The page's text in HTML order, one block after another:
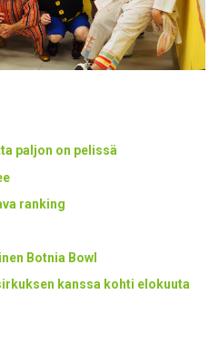
paljon on pelissä
ranking
Botnia Bowl
kanssa kohti elokuuta